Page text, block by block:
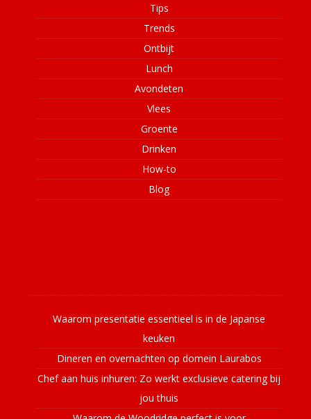
Tips
Trends
Ontbijt
Lunch
Avondeten
Vlees
Groente
Drinken
How-to
Blog
Waarom presentatie essentieel is in de Japanse
keuken
Dineren en overnachten op domein Laurabos
Chef aan huis inhuren: Zo werkt exclusieve catering bij
jou thuis